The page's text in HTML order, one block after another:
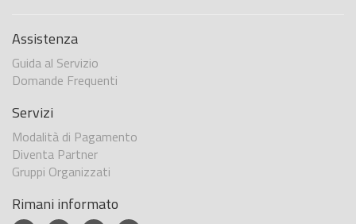
Assistenza
Guida al Servizio
Domande Frequenti
Servizi
Modalità di Pagamento
Diventa Partner
Gruppi Organizzati
Rimani informato